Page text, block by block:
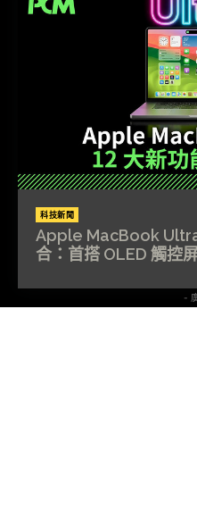
科技新聞
Apple MacBook
合：首搭 OLED 觸控
-